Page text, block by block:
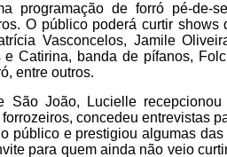
programação de forró pé-de-
O público poderá curtir shows
Vasconcelos, Jamile
Catirina, banda de pífanos,
entre outros.
João, Lucielle
concedeu entrevistas
público e prestigiou algumas
para quem ainda não veio